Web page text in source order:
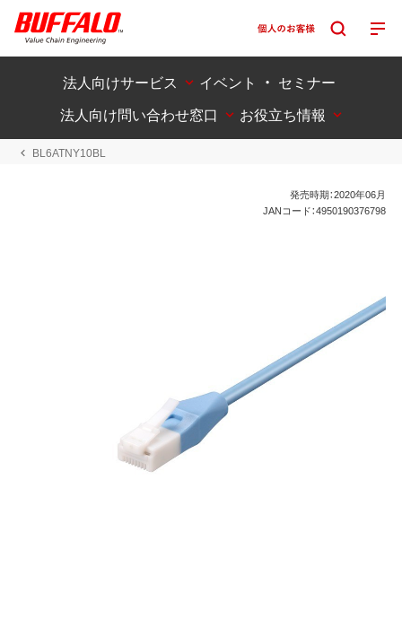
法人向けサービス
イベント ・ セミナー
法人向け問い合わせ窓口
お役立ち情報
BL6ATNY10BL
発売時期：2020年06月
JANコード：4950190376798